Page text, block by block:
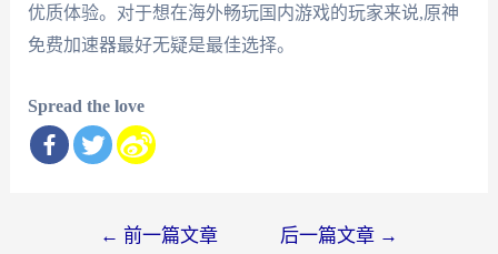
优质体验。对于想在海外畅玩国内游戏的玩家来说,原神
免费加速器最好无疑是最佳选择。
Spread the love
← 前一篇文章 后一篇文章 →